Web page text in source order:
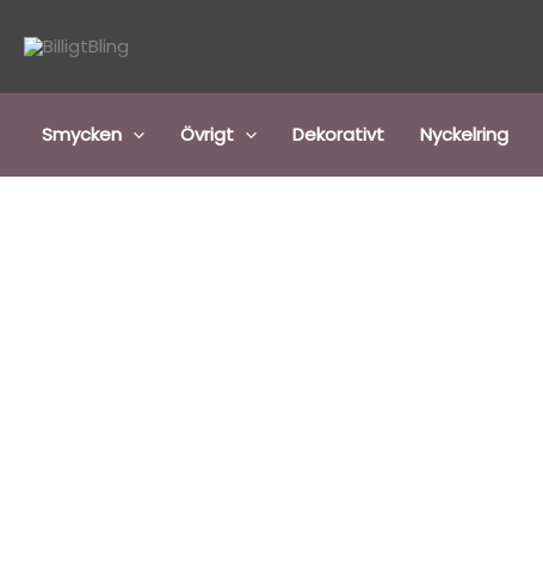
Smycken Övrigt Dekorativt Nyckelring